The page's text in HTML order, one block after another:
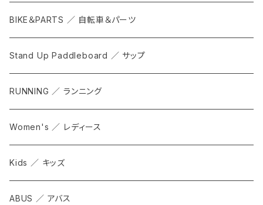
BIKE＆PARTS ／ 自転車＆パーツ
Stand Up Paddleboard ／ サップ
RUNNING ／ ランニング
Women's ／ レディース
Kids ／ キッズ
ABUS ／ アバス